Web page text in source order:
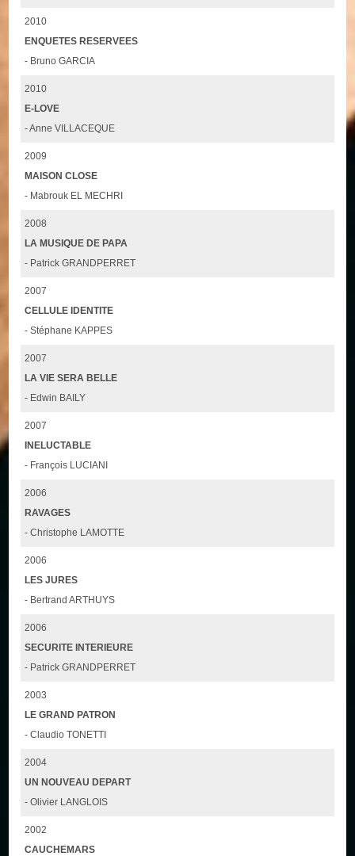
2010
ENQUETES RESERVEES
- Bruno GARCIA
2010
E-LOVE
- Anne VILLACEQUE
2009
MAISON CLOSE
- Mabrouk EL MECHRI
2008
LA MUSIQUE DE PAPA
- Patrick GRANDPERRET
2007
CELLULE IDENTITE
- Stéphane KAPPES
2007
LA VIE SERA BELLE
- Edwin BAILY
2007
INELUCTABLE
- François LUCIANI
2006
RAVAGES
- Christophe LAMOTTE
2006
LES JURES
- Bertrand ARTHUYS
2006
SECURITE INTERIEURE
- Patrick GRANDPERRET
2003
LE GRAND PATRON
- Claudio TONETTI
2004
UN NOUVEAU DEPART
- Olivier LANGLOIS
2002
CAUCHEMARS